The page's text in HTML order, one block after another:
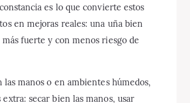
es lo que convierte estos
en mejoras reales: una uña bien
fuerte y con menos riesgo de
las manos o en ambientes húmedos,
secar bien las manos, usar